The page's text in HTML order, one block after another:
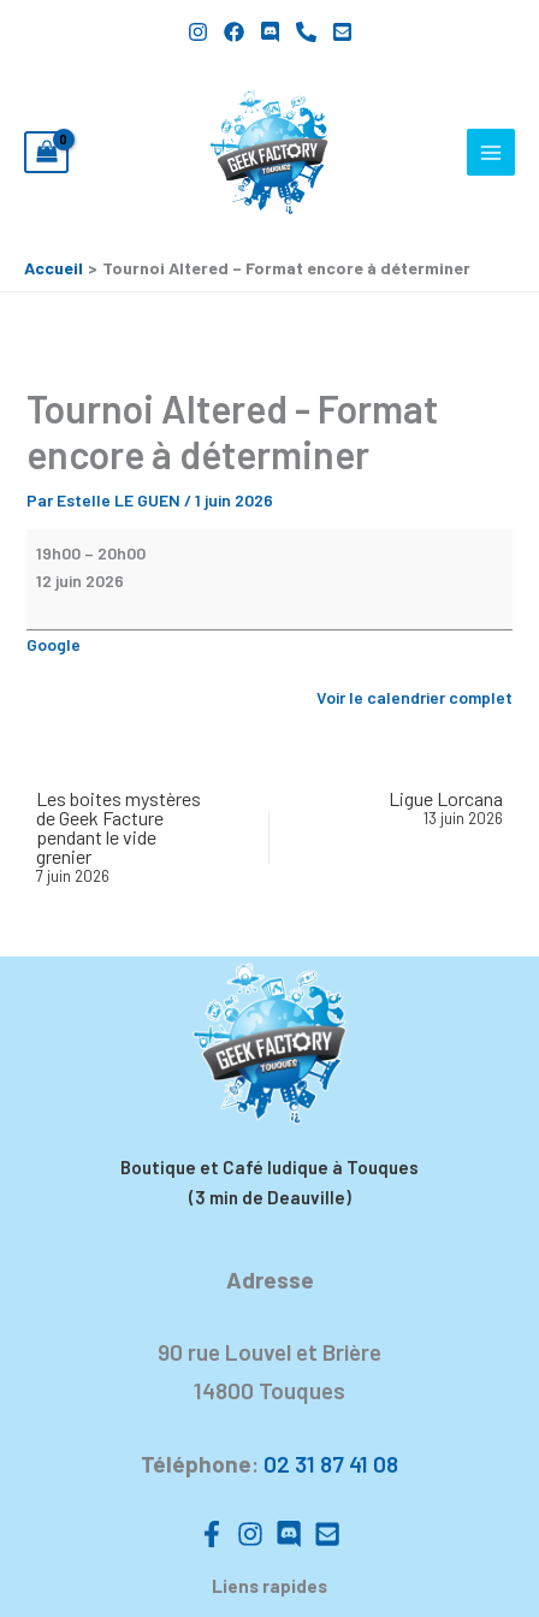
Accueil Tournoi Altered – Format encore à déterminer
Tournoi Altered - Format
encore à déterminer
ParEstelle LE GUEN /1 juin 2026
déterminer
19h00 – 20h00
12 juin 2026
Google
Voir le calendrier complet
Les boites mystères
de Geek Facture
pendant le vide
grenier
7 juin 2026
Ligue Lorcana
13 juin 2026
Boutique et Café ludique à Touques
(3 min de Deauville)
Adresse
90 rue Louvel et Brière
14800 Touques
Téléphone: 02 31 87 41 08
Liens rapides